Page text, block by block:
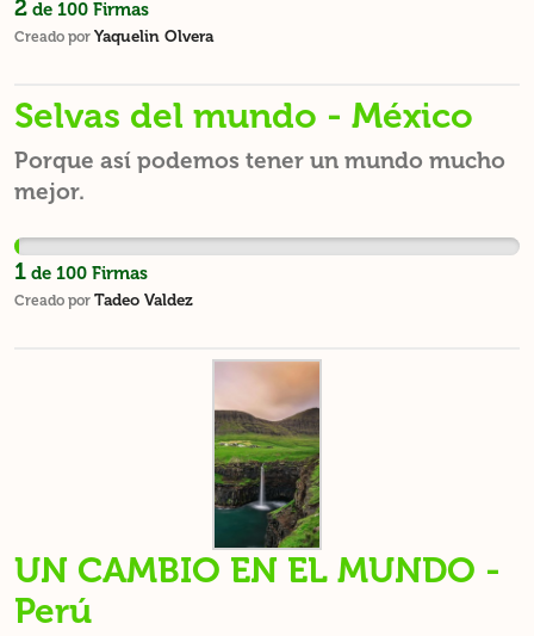
2 de 100 Firmas
Creado por Yaquelin Olvera
Selvas del mundo - México
Porque así podemos tener un mundo mucho
mejor.
1 de 100 Firmas
Creado por Tadeo Valdez
UN CAMBIO EN EL MUNDO -
Perú